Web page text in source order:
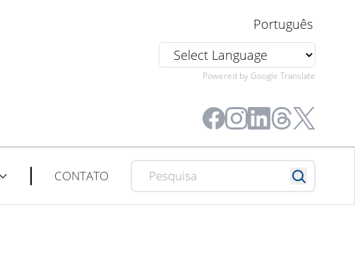
Português
Powered by Google Translate
CONTATO